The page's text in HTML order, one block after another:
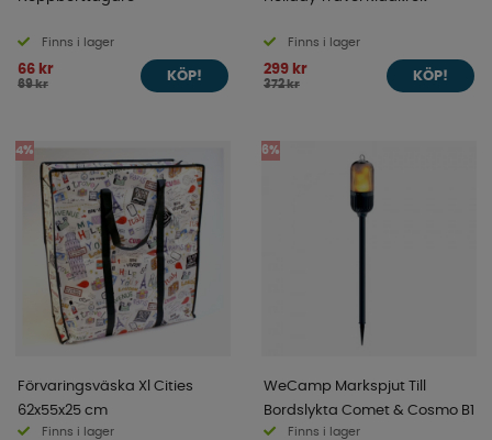
Finns i lager
66 kr
69 kr
KÖP!
Finns i lager
299 kr
372 kr
KÖP!
4%
Förvaringsväska Xl Cities
62x55x25 cm
Finns i lager
6%
WeCamp Markspjut Till
Bordslykta Comet & Cosmo B1
Finns i lager